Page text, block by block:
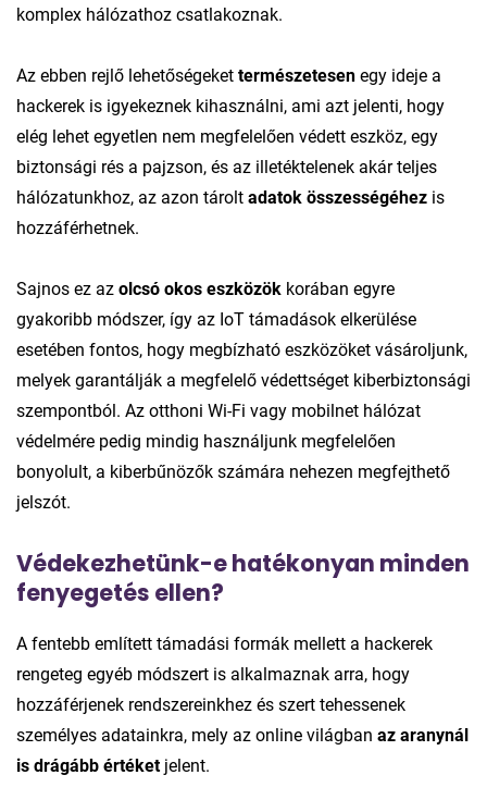
komplex hálózathoz csatlakoznak.
Az ebben rejlő lehetőségeket természetesen egy ideje a
hackerek is igyekeznek kihasználni, ami azt jelenti, hogy
elég lehet egyetlen nem megfelelően védett eszköz, egy
biztonsági rés a pajzson, és az illetéktelenek akár teljes
hálózatunkhoz, az azon tárolt adatok összességéhez is
hozzáférhetnek.
Sajnos ez az olcsó okos eszközök korában egyre
gyakoribb módszer, így az IoT támadások elkerülése
esetében fontos, hogy megbízható eszközöket vásároljunk,
melyek garantálják a megfelelő védettséget kiberbiztonsági
szempontból. Az otthoni Wi-Fi vagy mobilnet hálózat
védelmére pedig mindig használjunk megfelelően
bonyolult, a kiberbűnözők számára nehezen megfejthető
jelszót.
Védekezhetünk-e hatékonyan minden
fenyegetés ellen?
A fentebb említett támadási formák mellett a hackerek
rengeteg egyéb módszert is alkalmaznak arra, hogy
hozzáférjenek rendszereinkhez és szert tehessenek
személyes adatainkra, mely az online világban az aranynál
is drágább értéketjelent.